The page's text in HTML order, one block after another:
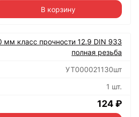
В корзину
мм класс прочности 12.9 DIN 933
полная резьба
УТ000021130шт
1 шт.
124 ₽